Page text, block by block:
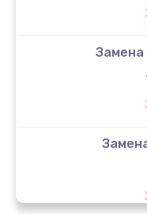
Замена